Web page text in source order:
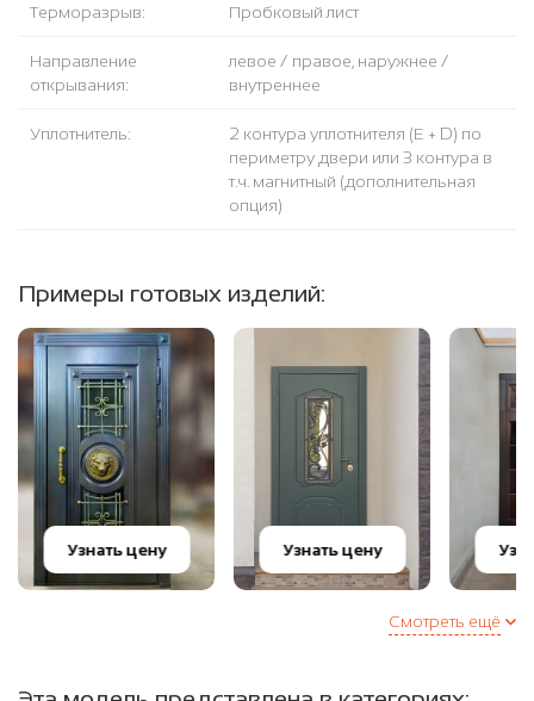
Терморазрыв: Пробковый лист
Направление
открывания:
левое / правое, наружнее /
внутреннее
Уплотнитель:
2 контура уплотнителя (Е + D) по
периметру двери или 3 контура в
т.ч. магнитный (дополнительная
опция)
Примеры готовых изделий:
Узнать цену Узнать цену
Смотреть ещё